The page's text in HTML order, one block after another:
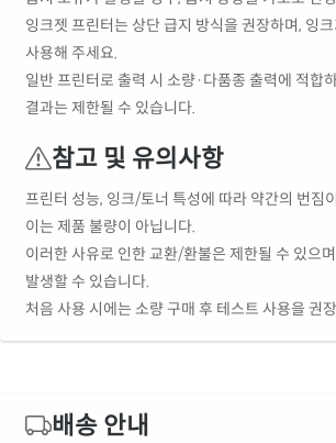
잉크젯 프린터는 상단 급지 방식을 권장하며, 잉
사용해 주세요.
일반 프린터로 출력 시 소량·다품종 출력에 적합
결과는 제한될 수 있습니다.
참고 및 유의사항
프린터 성능, 잉크/토너 특성에 따라 약간의 번짐
이는 제품 불량이 아닙니다.
이러한 사유로 인한 교환/환불은 제한될 수 있으
발생할 수 있습니다.
처음 사용 시에는 소량 구매 후 테스트 사용을 권
배송 안내